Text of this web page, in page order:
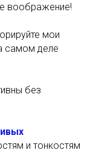
воображение!
мои
самом деле
без
и тонкостям